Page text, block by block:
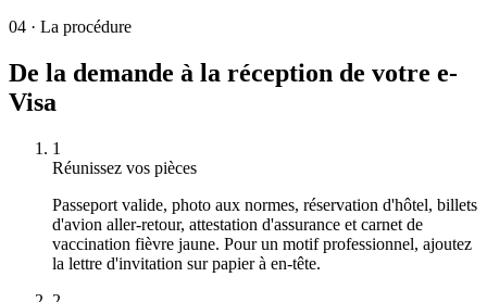
04 · La procédure
De la demande à la réception de votre e-
Visa
1
Réunissez vos pièces
Passeport valide, photo aux normes, réservation d'hôtel, billets
d'avion aller-retour, attestation d'assurance et carnet de
vaccination fièvre jaune. Pour un motif professionnel, ajoutez
la lettre d'invitation sur papier à en-tête.